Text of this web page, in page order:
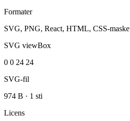
Formater
SVG, PNG, React, HTML, CSS-maske
SVG viewBox
0 0 24 24
SVG-fil
974 B · 1 sti
Licens